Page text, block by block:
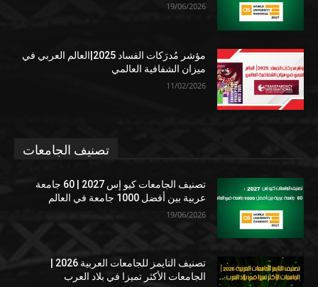
19/06/2026
مؤشر مُدرَكات الفساد 2025|العالم العربي في
ميزان الشفافية العالمي
11/02/2026
تصنيف الجامعات
تصنيف الجامعات كيو إس 2027 | 60 جامعة
عربية بين أفضل 1000 جامعة في العالم
19/06/2026
الجامعات الأكثر تميزا في بلاد العرب